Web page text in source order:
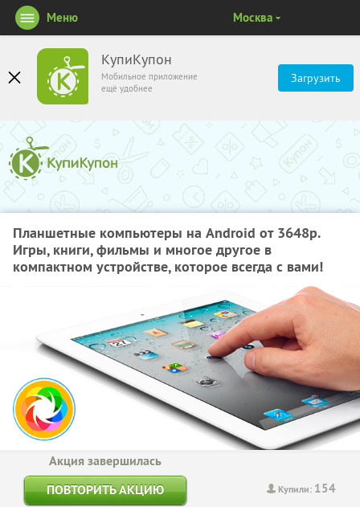
КупиКупон
Мобильное приложение
ещё удобнее
Загрузить
Меню Москва
Планшетные компьютеры на Android от 3648р.
Игры, книги, фильмы и многое другое в
компактном устройстве, которое всегда с вами!
Купили: 154
Акция завершилась
ПОВТОРИТЬ АКЦИЮ